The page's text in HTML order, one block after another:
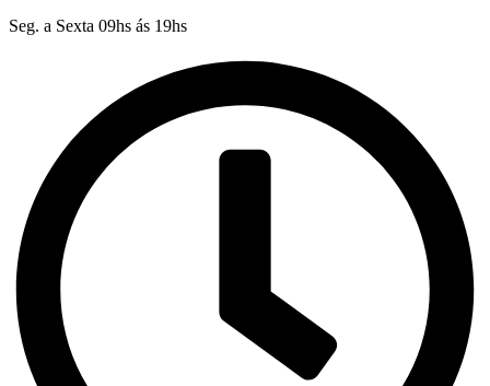
Seg. a Sexta 09hs ás 19hs